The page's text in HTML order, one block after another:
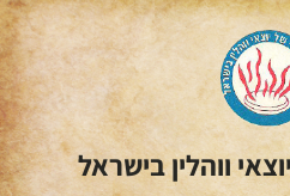
ווהלין בישראל